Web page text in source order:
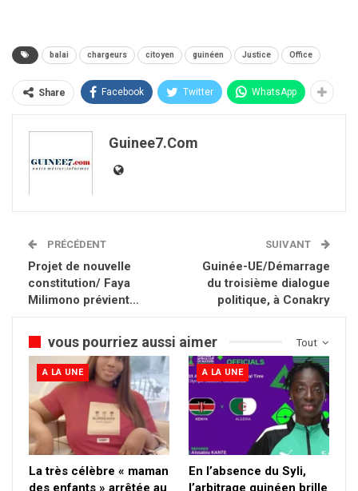
balai chargeurs citoyen guinéen Justice Office
Share Facebook Twitter WhatsApp
Guinee7.com
PRÉCÉDENT
Projet de nouvelle
constitution/ Faya
Milimono prévient…
SUIVANT
Guinée-UE/Démarrage
du troisième dialogue
politique, à Conakry
Tout
vous pourriez aussi aimer
A LA UNE
La très célèbre « maman
des enfants » arrêtée au
A LA UNE
En l’absence du Syli,
l’arbitrage guinéen brille